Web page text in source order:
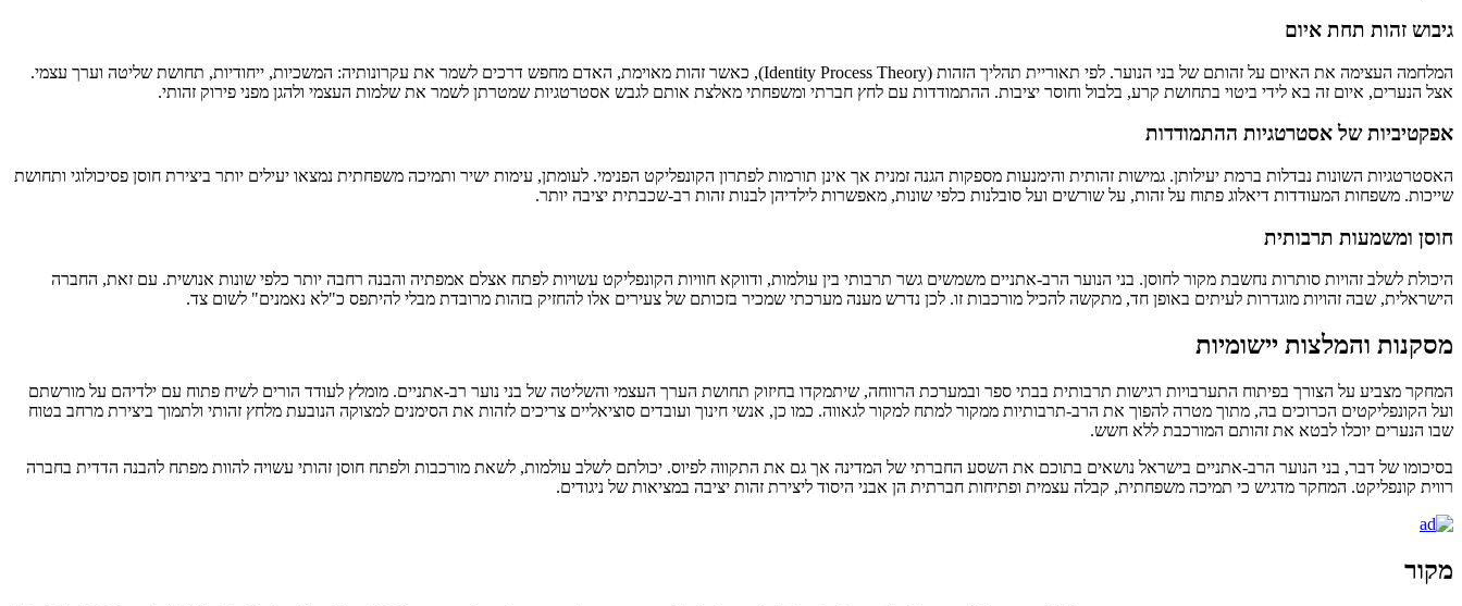
גיבוש זהות תחת איום
המלחמה העצימה את האיום על זהותם של בני הנוער. לפי תאוריית תהליך הזהות (Identity Process Theory), כאשר זהות מאוימת, האדם מחפש דרכים לשמר את עקרונותיה: המשכיות, ייחודיות, תחושת שליטה וערך עצמי.
אצל הנערים, איום זה בא לידי ביטוי בתחושת קרע, בלבול וחוסר יציבות. ההתמודדות עם לחץ חברתי ומשפחתי מאלצת אותם לגבש אסטרטגיות שמטרתן לשמר את שלמות העצמי ולהגן מפני פירוק זהותי.
אפקטיביות של אסטרטגיות ההתמודדות
האסטרטגיות השונות נבדלות ברמת יעילותן. גמישות זהותית והימנעות מספקות הגנה זמנית אך אינן תורמות לפתרון הקונפליקט הפנימי. לעומתן, עימות ישיר ותמיכה משפחתית נמצאו יעילים יותר ביצירת חוסן פסיכולוגי ותחושת
שייכות. משפחות המעודדות דיאלוג פתוח על זהות, על שורשים ועל סובלנות כלפי שונות, מאפשרות לילדיהן לבנות זהות רב-שכבתית יציבה יותר.
חוסן ומשמעות תרבותית
היכולת לשלב זהויות סותרות נחשבת מקור לחוסן. בני הנוער הרב-אתניים משמשים גשר תרבותי בין עולמות, ודווקא חוויות הקונפליקט עשויות לפתח אצלם אמפתיה והבנה רחבה יותר כלפי שונות אנושית. עם זאת, החברה
הישראלית, שבה זהויות מוגדרות לעיתים באופן חד, מתקשה להכיל מורכבות זו. לכן נדרש מענה מערכתי שמכיר בזכותם של צעירים אלו להחזיק בזהות מרובדת מבלי להיתפס כ"לא נאמנים" לשום צד.
מסקנות והמלצות יישומיות
המחקר מצביע על הצורך בפיתוח התערבויות רגישות תרבותית בבתי ספר ובמערכת הרווחה, שיתמקדו בחיזוק תחושת הערך העצמי והשליטה של בני נוער רב-אתניים. מומלץ לעודד הורים לשיח פתוח עם ילדיהם על מורשתם
ועל הקונפליקטים הכרוכים בה, מתוך מטרה להפוך את הרב-תרבותיות ממקור למתח למקור לגאווה. כמו כן, אנשי חינוך ועובדים סוציאליים צריכים לזהות את הסימנים למצוקה הנובעת מלחץ זהותי ולתמוך ביצירת מרחב בטוח
שבו הנערים יוכלו לבטא את זהותם המורכבת ללא חשש.
בסיכומו של דבר, בני הנוער הרב-אתניים בישראל נושאים בתוכם את השסע החברתי של המדינה אך גם את התקווה לפיוס. יכולתם לשלב עולמות, לשאת מורכבות ולפתח חוסן זהותי עשויה להוות מפתח להבנה הדדית בחברה
רווית קונפליקט. המחקר מדגיש כי תמיכה משפחתית, קבלה עצמית ופתיחות חברתית הן אבני היסוד ליצירת זהות יציבה במציאות של ניגודים.
מקור